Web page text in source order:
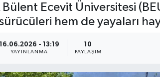
Ecevit Üniversitesi
hem de yayaları
16.06.2026 - 13:19
YAYINLANMA
10
PAYLAŞIM